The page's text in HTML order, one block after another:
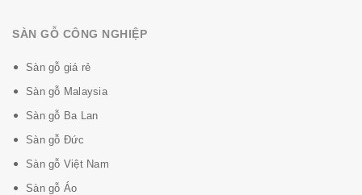
SÀN GỖ CÔNG NGHIỆP
Sàn gỗ giá rẻ
Sàn gỗ Malaysia
Sàn gỗ Ba Lan
Sàn gỗ Đức
Sàn gỗ Việt Nam
Sàn gỗ Áo